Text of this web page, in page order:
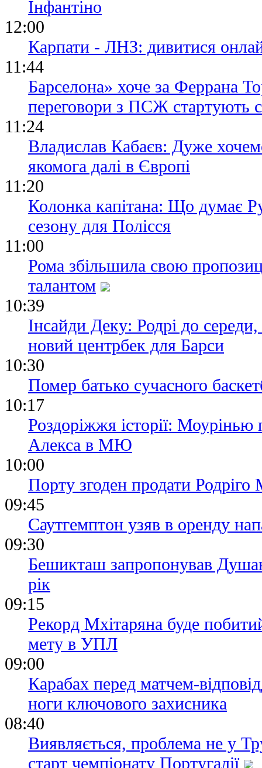
Інфантіно
12:00
Карпати - ЛНЗ: дивитися
11:44
Барселона» хоче за Феррана
переговори з ПСЖ стартують
11:24
Владислав Кабаєв: Дуже
якомога далі в Європі
11:20
Колонка капітана: Що думає
сезону для Полісся
11:00
Рома збільшила свою
талантом
10:39
Інсайди Деку: Родрі до
новий центрбек для Барси
10:30
Помер батько сучасного
10:17
Роздоріжжя історії: Моурінью
Алекса в МЮ
10:00
Порту згоден продати Родріго
09:45
Саутгемптон узяв в оренду
09:30
Бешикташ запропонував
рік
09:15
Рекорд Мхітаряна буде
мету в УПЛ
09:00
Карабах перед матчем-
ноги ключового захисника
08:40
Виявляється, проблема не у
старт чемпіонату Португалії